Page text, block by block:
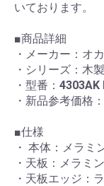
いております。
■商品詳細
・メーカー：オ
・シリーズ：木
・型番：4303AK
・新品参考価格
■仕様
・ 本体：メラミ
・天板：メラミ
・天板エッジ：